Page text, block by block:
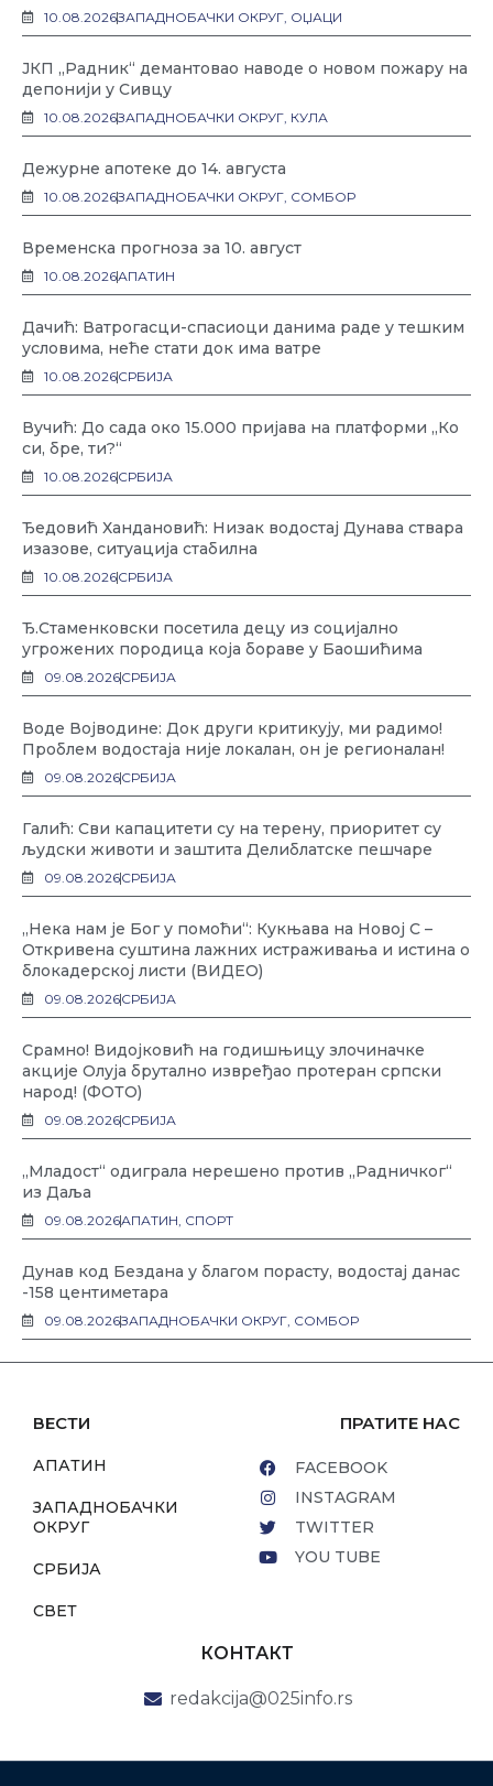
10.08.2026ЗАПАДНОБАЧКИ ОКРУГ, ОЏАЦИ
ЈКП „Радник“ демантовао наводе о новом пожару на
депонији у Сивцу
10.08.2026ЗАПАДНОБАЧКИ ОКРУГ, КУЛА
Дежурне апотеке до 14. августа
10.08.2026ЗАПАДНОБАЧКИ ОКРУГ, СОМБОР
Временска прогноза за 10. август
10.08.2026АПАТИН
Дачић: Ватрoгасци-спасиоци данима раде у тешким
условима, неће стати док има ватре
10.08.2026СРБИЈА
Вучић: До сада око 15.000 пријава на платформи „Ко
си, бре, ти?“
10.08.2026СРБИЈА
Ђедовић Хандановић: Низак водостај Дунава ствара
изазове, ситуација стабилна
10.08.2026СРБИЈА
Ђ.Стаменковски посетила децу из социјално
угрожених породица која бораве у Баошићима
09.08.2026СРБИЈА
Воде Војводине: Док други критикују, ми радимо!
Проблем водостаја није локалан, он је регионалан!
09.08.2026СРБИЈА
Галић: Сви капацитети су на терену, приоритет су
људски животи и заштита Делиблатске пешчаре
09.08.2026СРБИЈА
„Нека нам је Бог у помоћи“: Кукњава на Новој С –
Откривена суштина лажних истраживања и истина о
блокадерској листи (ВИДЕО)
09.08.2026СРБИЈА
Срамно! Видојковић на годишњицу злочиначке
акције Олуја брутално извређао протеран српски
народ! (ФОТО)
09.08.2026СРБИЈА
„Младост“ одиграла нерешено против „Радничког“
из Даља
09.08.2026АПАТИН, СПОРТ
Дунав код Бездана у благом порасту, водостај данас
-158 центиметара
09.08.2026ЗАПАДНОБАЧКИ ОКРУГ, СОМБОР
ВЕСТИ
АПАТИН
ЗАПАДНОБАЧКИ
ОКРУГ
СРБИЈА
СВЕТ
ПРАТИТЕ НАС
FACEBOOK
INSTAGRAM
TWITTER
YOU TUBE
КОНТАКТ
redakcija@025info.rs